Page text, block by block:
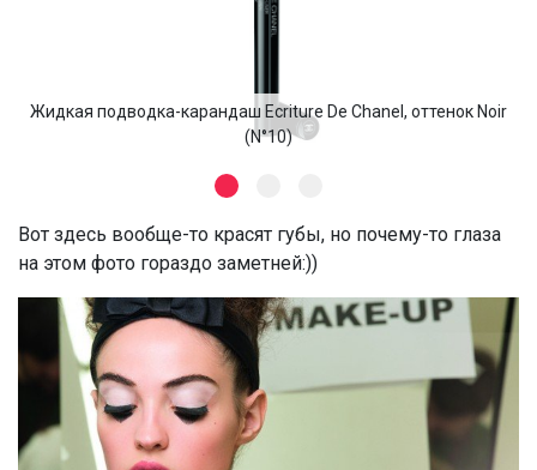
Жидкая подводка-карандаш Ecriture De Chanel, оттенок Noir
(N°10)
Вот здесь вообще-то красят губы, но почему-то глаза
на этом фото гораздо заметней:))